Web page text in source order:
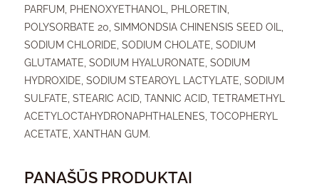
PARFUM, PHENOXYETHANOL, PHLORETIN,
POLYSORBATE 20, SIMMONDSIA CHINENSIS SEED OIL,
SODIUM CHLORIDE, SODIUM CHOLATE, SODIUM
GLUTAMATE, SODIUM HYALURONATE, SODIUM
HYDROXIDE, SODIUM STEAROYL LACTYLATE, SODIUM
SULFATE, STEARIC ACID, TANNIC ACID, TETRAMETHYL
ACETYLOCTAHYDRONAPHTHALENES, TOCOPHERYL
ACETATE, XANTHAN GUM.
PANAŠŪS PRODUKTAI